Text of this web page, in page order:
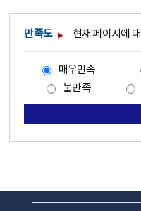
만족도 현재 페이지에
매우만족
불만족